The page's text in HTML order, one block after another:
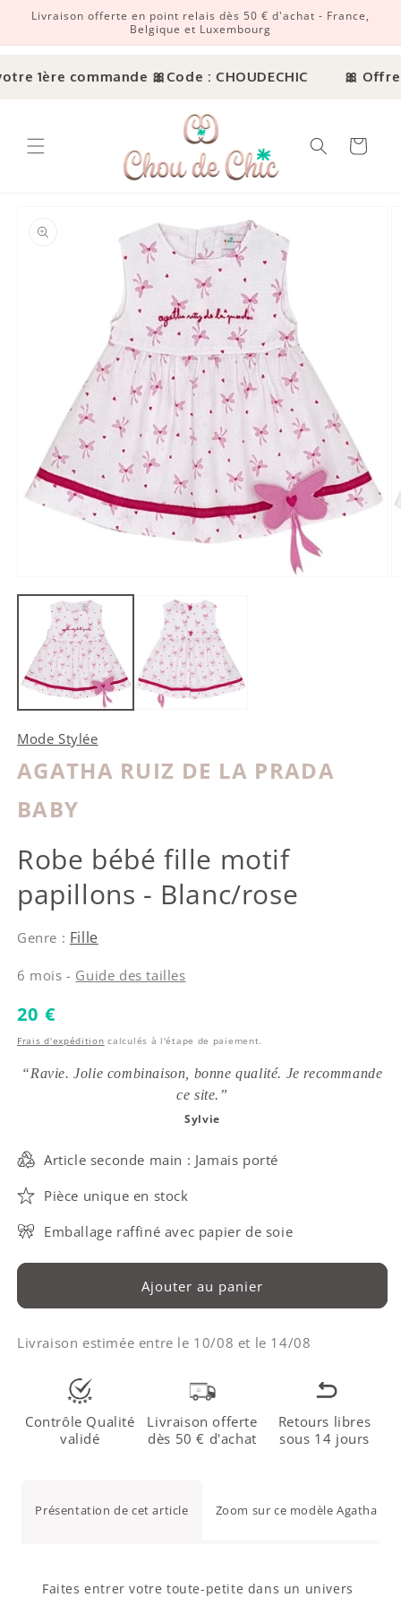
et passer au contenu
Livraison offerte en point relais dès 50 € d'achat - France,
Belgique et Luxembourg
1ère commande 🎀 Code : CHOUDECHIC 🎀 Offre
Panier
informations produits
Mode Stylée
AGATHA RUIZ DE LA PRADA
BABY
Agatha Ruiz de la Prada
Robe bébé fille motif
papillons - Blanc/rose
Genre : Fille
6 mois - Guide des tailles
Prix habituel
20 €
Frais d'expédition calculés à l'étape de paiement.
“Ravie. Jolie combinaison, bonne qualité. Je recommande
ce site.”
Sylvie
Article seconde main : Jamais porté
Pièce unique en stock
Emballage raffiné avec papier de soie
Ajouter au panier
Livraison estimée entre le 10/08 et le 14/08
Contrôle Qualité
validé
Livraison offerte
dès 50 € d'achat
Retours libres
sous 14 jours
Présentation de cet article Zoom sur ce modèle Agatha
Faites entrer votre toute-petite dans un univers